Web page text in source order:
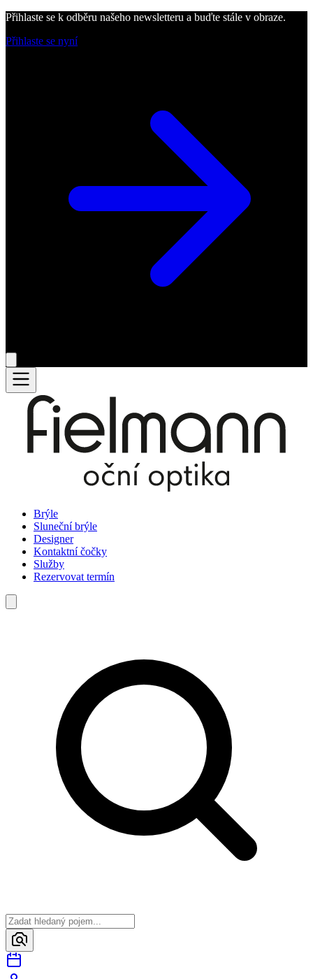
Přihlaste se k odběru našeho newsletteru a buďte stále v obraze.
Přihlaste se nyní
Brýle
Sluneční brýle
Designer
Kontaktní čočky
Služby
Rezervovat termín